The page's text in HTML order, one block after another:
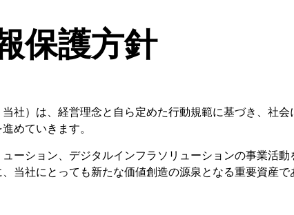
保護方針
社）は、経営理念と自ら定めた行動規範に基づき、社
めていきます。
ーション、デジタルインフラソリューションの事業活
当社にとっても新たな価値創造の源泉となる重要資産